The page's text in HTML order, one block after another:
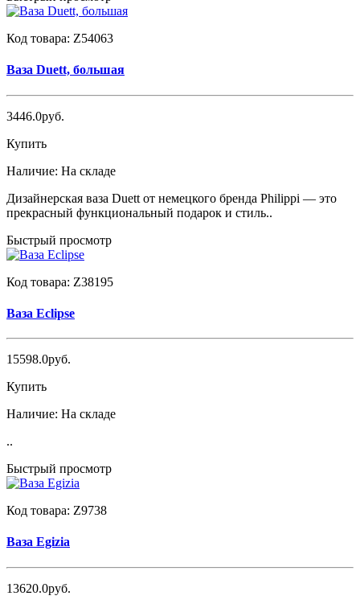
Код товара: Z54063
Ваза Duett, большая
3446.0руб.
Купить
Наличие: На складе
Дизайнерская ваза Duett от немецкого бренда Philippi — это
прекрасный функциональный подарок и стиль..
Быстрый просмотр
Код товара: Z38195
Ваза Eclipse
15598.0руб.
Купить
Наличие: На складе
..
Быстрый просмотр
Код товара: Z9738
Ваза Egizia
13620.0руб.